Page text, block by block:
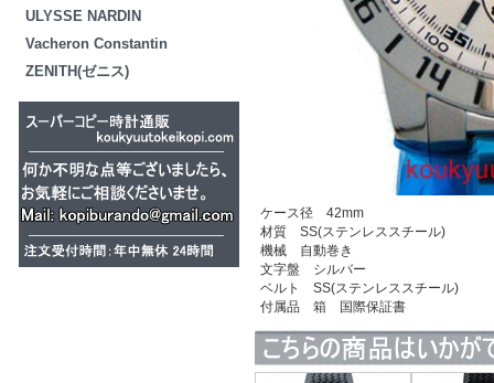
ULYSSE NARDIN
Vacheron Constantin
ZENITH(ゼニス)
ケース径 42mm
材質 SS(ステンレススチール)
機械 自動巻き
文字盤 シルバー
ベルト SS(ステンレススチール)
付属品 箱 国際保証書